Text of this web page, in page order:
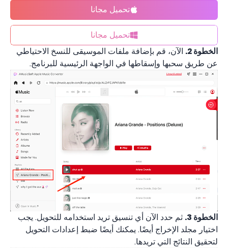
تحميل مجانا
تحميل مجانا
الخطوة 2.
الآن، قم بإضافة ملفات الموسيقى للنسخ الاحتياطي
عن طريق سحبها وإسقاطها في الواجهة الرئيسية للبرنامج.
الخطوة 3.
ثم حدد الآن أي تنسيق تريد استخدامه للتحويل. يجب
اختيار مجلد الإخراج أيضًا. يمكنك أيضًا ضبط إعدادات التحويل
لتحقيق النتائج التي تريدها.